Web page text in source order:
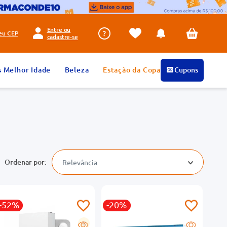
CEP
Entre ou
cadastre-se
Melhor Idade Beleza Estação da Copa Cupons
Relevância
52%
G
-20%